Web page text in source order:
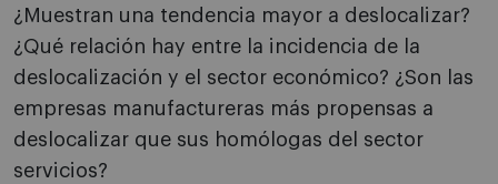
¿Muestran una tendencia mayor a deslocalizar?
¿Qué relación hay entre la incidencia de la
deslocalización y el sector económico? ¿Son las
empresas manufactureras más propensas a
deslocalizar que sus homólogas del sector
servicios?